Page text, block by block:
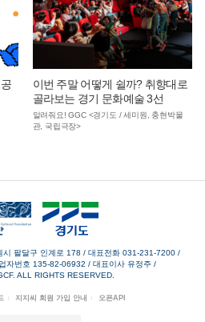
이번 주말 어떻게 쉴까? 취향대로
골라보는 경기 문화예술 3선
알려줘요! GGC <경기도 / 세미원, 충현박물
관, 국립극장>
시 팔달구 인계로 178 / 대표전화 031-231-7200 /
자번호 135-82-06932 / 대표이사 유정주/
ALL RIGHTS RESERVED.
지지씨 회원 가입 안내 오픈API